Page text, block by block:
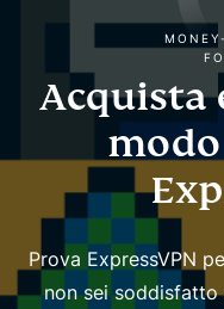
Acquista
Prova ExpressVPN
non sei soddisfatto